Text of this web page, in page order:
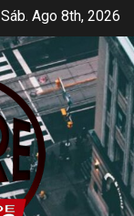
Sáb. Ago 8th, 2026